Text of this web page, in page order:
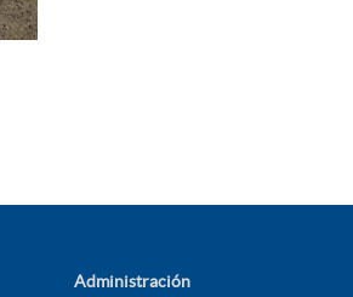
Administración